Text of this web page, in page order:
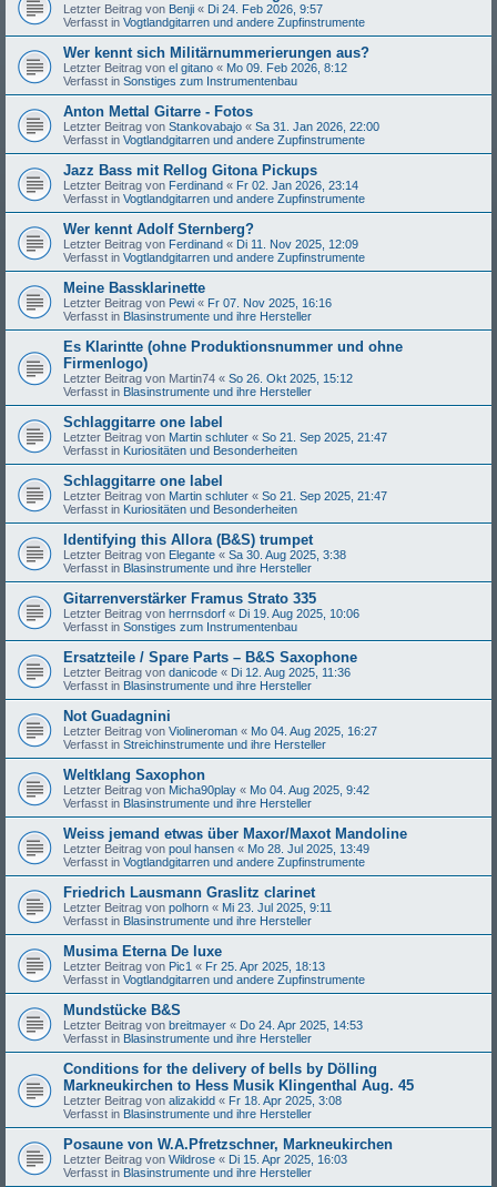
Letzter Beitrag von Benji « Di 24. Feb 2026, 9:57
Verfasst in Vogtlandgitarren und andere Zupfinstrumente
Wer kennt sich Militärnummerierungen aus?
Letzter Beitrag von el gitano « Mo 09. Feb 2026, 8:12
Verfasst in Sonstiges zum Instrumentenbau
Anton Mettal Gitarre - Fotos
Letzter Beitrag von Stankovabajo « Sa 31. Jan 2026, 22:00
Verfasst in Vogtlandgitarren und andere Zupfinstrumente
Jazz Bass mit Rellog Gitona Pickups
Letzter Beitrag von Ferdinand « Fr 02. Jan 2026, 23:14
Verfasst in Vogtlandgitarren und andere Zupfinstrumente
Wer kennt Adolf Sternberg?
Letzter Beitrag von Ferdinand « Di 11. Nov 2025, 12:09
Verfasst in Vogtlandgitarren und andere Zupfinstrumente
Meine Bassklarinette
Letzter Beitrag von Pewi « Fr 07. Nov 2025, 16:16
Verfasst in Blasinstrumente und ihre Hersteller
Es Klarintte (ohne Produktionsnummer und ohne
Firmenlogo)
Letzter Beitrag von Martin74 « So 26. Okt 2025, 15:12
Verfasst in Blasinstrumente und ihre Hersteller
Schlaggitarre one label
Letzter Beitrag von Martin schluter « So 21. Sep 2025, 21:47
Verfasst in Kuriositäten und Besonderheiten
Schlaggitarre one label
Letzter Beitrag von Martin schluter « So 21. Sep 2025, 21:47
Verfasst in Kuriositäten und Besonderheiten
Identifying this Allora (B&S) trumpet
Letzter Beitrag von Elegante « Sa 30. Aug 2025, 3:38
Verfasst in Blasinstrumente und ihre Hersteller
Gitarrenverstärker Framus Strato 335
Letzter Beitrag von herrnsdorf « Di 19. Aug 2025, 10:06
Verfasst in Sonstiges zum Instrumentenbau
Ersatzteile / Spare Parts – B&S Saxophone
Letzter Beitrag von danicode « Di 12. Aug 2025, 11:36
Verfasst in Blasinstrumente und ihre Hersteller
Not Guadagnini
Letzter Beitrag von Violineroman « Mo 04. Aug 2025, 16:27
Verfasst in Streichinstrumente und ihre Hersteller
Weltklang Saxophon
Letzter Beitrag von Micha90play « Mo 04. Aug 2025, 9:42
Verfasst in Blasinstrumente und ihre Hersteller
Weiss jemand etwas über Maxor/Maxot Mandoline
Letzter Beitrag von poul hansen « Mo 28. Jul 2025, 13:49
Verfasst in Vogtlandgitarren und andere Zupfinstrumente
Friedrich Lausmann Graslitz clarinet
Letzter Beitrag von polhorn « Mi 23. Jul 2025, 9:11
Verfasst in Blasinstrumente und ihre Hersteller
Musima Eterna De luxe
Letzter Beitrag von Pic1 « Fr 25. Apr 2025, 18:13
Verfasst in Vogtlandgitarren und andere Zupfinstrumente
Mundstücke B&S
Letzter Beitrag von breitmayer « Do 24. Apr 2025, 14:53
Verfasst in Blasinstrumente und ihre Hersteller
Conditions for the delivery of bells by Dölling
Markneukirchen to Hess Musik Klingenthal Aug. 45
Letzter Beitrag von alizakidd « Fr 18. Apr 2025, 3:08
Verfasst in Blasinstrumente und ihre Hersteller
Posaune von W.A.Pfretzschner, Markneukirchen
Letzter Beitrag von Wildrose « Di 15. Apr 2025, 16:03
Verfasst in Blasinstrumente und ihre Hersteller